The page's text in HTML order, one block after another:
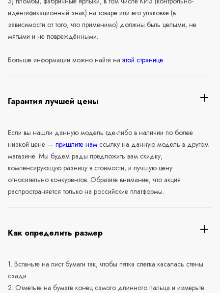
идентификационный знак) на товаре или его упаковке (в
зависимости от того, что применимо) должны быть целыми, не
мятыми и не повреждёнными.
Больше информации можно найти на этой странице.
Гарантия лучшей цены
Если вы нашли данную модель где-либо в наличии по более
низкой цене — пришлите нам ссылку на данную модель в другом
магазине. Мы будем рады предложить вам скидку,
компенсирующую разницу в стоимости, и лучшую цену
относительно конкурентов. Обратите внимание, что акция
распространяется только на российские платформы.
Как определить размер
1. Встаньте на лист бумаги так, чтобы пятка слегка касалась стены
сзади.
2. Отметьте на бумаге конец самого длинного пальца и измерьте